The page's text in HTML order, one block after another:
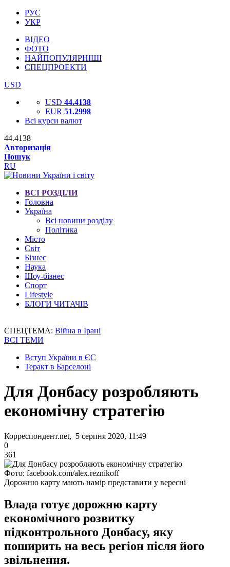
РУС
УКР
ВІДЕО
ФОТО
НАЙПОПУЛЯРНІШІ
СПЕЦПРОЕКТИ
USD
USD 44.4138
EUR 51.2998
Всі курси валют
44.4138
Авторизація
Пошук
RU
ВСІ РОЗДІЛИ
Головна
Україна
Всі новини розділу
Політика
Місто
Світ
Бізнес
Наука
Шоу-бізнес
Спорт
Lifestyle
БЛОГИ ЧИТАЧІВ
СПЕЦТЕМА: Війна в Ірані
ВСІ ТЕМИ
Вступ України в ЄС
Теракт в Барселоні
Для Донбасу розробляють
економічну стратегію
Корреспондент.net, 5 серпня 2020, 11:49
0
361
Фото: facebook.com/alex.reznikoff
Дорожню карту мають намір представити у вересні
Влада готує дорожню карту
економічного розвитку
підконтрольного Донбасу, яку
поширить на весь регіон після його
звільнення.